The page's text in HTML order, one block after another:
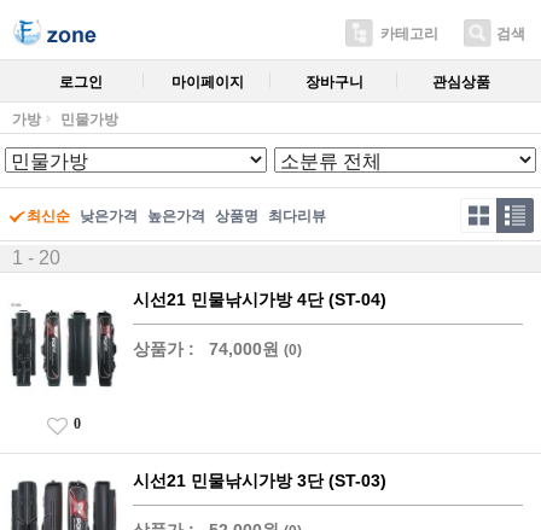
카테고리 검색
로그인 마이페이지 장바구니 관심상품
가방 민물가방
최신순 낮은가격 높은가격 상품명 최다리뷰
1 - 20
시선21 민물낚시가방 4단 (ST-04)
상품가 : 74,000원 (0)
0
시선21 민물낚시가방 3단 (ST-03)